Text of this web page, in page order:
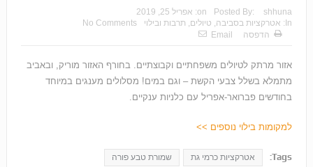
Posted By: shhuna
on: אפריל 25, 2019
In: אטרקציות בסביבה טיולים תרבות ובילוי
No Comments
הדפסה
Email
אזור מרתק לטיולים משפחתיים וקבוצתיים. בחורף האזור מוריק, ובאביב
מתמלא בשלל צבעי הקשת – וגם במים! מסלולים מענגים במיוחד
בחודשים פברואר-אפריל עם כלניות ענקיים.
למקומות בילוי נוספים >>
Tags: אטרקציות כרמי גת שמורת טבע פורה